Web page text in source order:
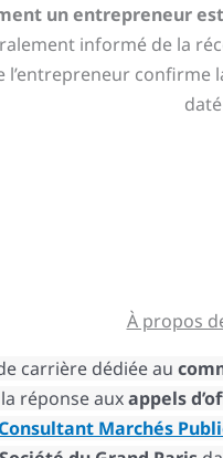
un entrepreneur
informé de la
confirme
À propos
carrière dédiée au
réponse auxappels
Marchés